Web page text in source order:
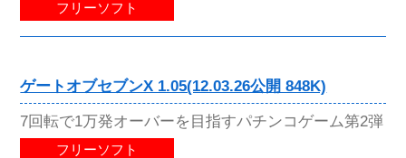
フリーソフト
ゲートオブセブンX 1.05(12.03.26公開 848K)
7回転で1万発オーバーを目指すパチンコゲーム第2弾
フリーソフト